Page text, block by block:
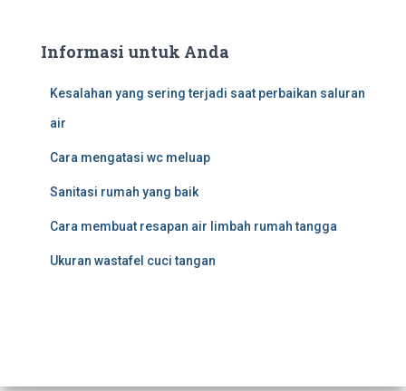
Informasi untuk Anda
Kesalahan yang sering terjadi saat perbaikan saluran
air
Cara mengatasi wc meluap
Sanitasi rumah yang baik
Cara membuat resapan air limbah rumah tangga
Ukuran wastafel cuci tangan